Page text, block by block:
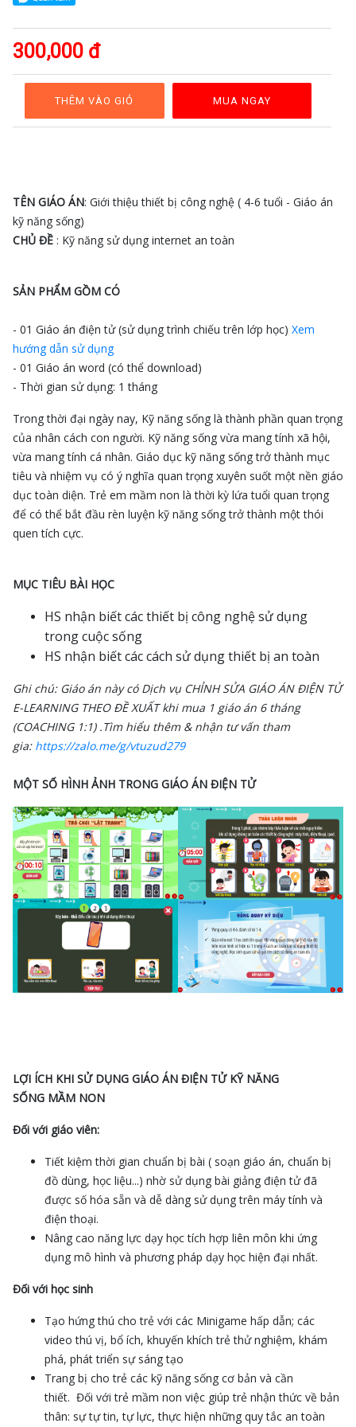
năng
Mầm
Cộng
300,000 đ
THÊM VÀO GIỎ MUA NGAY
TÊN GIÁO ÁN: Giới thiệu thiết bị công nghệ ( 4-6 tuổi - Giáo án
kỹ năng sống)
CHỦ ĐỀ : Kỹ năng sử dụng internet an toàn
SẢN PHẨM GỒM CÓ
- 01 Giáo án điện tử (sử dụng trình chiếu trên lớp học) Xem
hướng dẫn sử dụng
- 01 Giáo án word (có thể download)
- Thời gian sử dụng: 1 tháng
Trong thời đại ngày nay, Kỹ năng sống là thành phần quan trọng
của nhân cách con người. Kỹ năng sống vừa mang tính xã hội,
vừa mang tính cá nhân. Giáo dục kỹ năng sống trở thành mục
tiêu và nhiệm vụ có ý nghĩa quan trọng xuyên suốt một nền giáo
dục toàn diện. Trẻ em mầm non là thời kỳ lứa tuổi quan trọng
để có thể bắt đầu rèn luyện kỹ năng sống trở thành một thói
quen tích cực.
MỤC TIÊU BÀI HỌC
HS nhận biết các thiết bị công nghệ sử dụng
trong cuộc sống
HS nhận biết các cách sử dụng thiết bị an toàn
Ghi chú: Giáo án này có Dịch vụ CHỈNH SỬA GIÁO ÁN ĐIỆN TỬ
E-LEARNING THEO ĐỀ XUẤT khi mua 1 giáo án 6 tháng
(COACHING 1:1) .Tìm hiểu thêm & nhận tư vấn tham
gia: https://zalo.me/g/vtuzud279
MỘT SỐ HÌNH ẢNH TRONG GIÁO ÁN ĐIỆN TỬ
LỢI ÍCH KHI SỬ DỤNG GIÁO ÁN ĐIỆN TỬ KỸ NĂNG
SỐNG MẦM NON
Đối với giáo viên:
Tiết kiệm thời gian chuẩn bị bài ( soạn giáo án, chuẩn bị
đồ dùng, học liệu...) nhờ sử dụng bài giảng điện tử đã
được số hóa sẵn và dễ dàng sử dụng trên máy tính và
điện thoại.
Nâng cao năng lực dạy học tích hợp liên môn khi ứng
dụng mô hình và phương pháp dạy học hiện đại nhất.
Đối với học sinh
Tạo hứng thú cho trẻ với các Minigame hấp dẫn; các
video thú vị, bổ ích, khuyến khích trẻ thử nghiệm, khám
phá, phát triển sự sáng tạo
Trang bị cho trẻ các kỹ năng sống cơ bản và cần
thiết. Đối với trẻ mầm non việc giúp trẻ nhận thức về bản
thân: sự tự tin, tự lực, thực hiện những quy tắc an toàn